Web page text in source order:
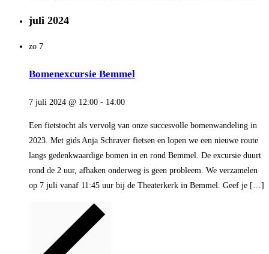
juli 2024
zo 7
Bomenexcursie Bemmel
7 juli 2024 @ 12:00 - 14:00
Een fietstocht als vervolg van onze succesvolle bomenwandeling in
2023. Met gids Anja Schraver fietsen en lopen we een nieuwe route
langs gedenkwaardige bomen in en rond Bemmel. De excursie duurt
rond de 2 uur, afhaken onderweg is geen probleem. We verzamelen
op 7 juli vanaf 11:45 uur bij de Theaterkerk in Bemmel. Geef je […]